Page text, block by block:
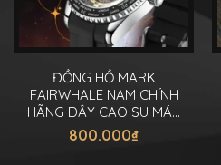
ĐỒNG HỒ MARK
FAIRWHALE NAM CHÍNH
HÃNG DÂY CAO SU MÁY
PIN 44MM
800.000₫